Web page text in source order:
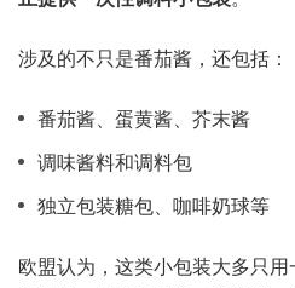
涉及的不只是番茄酱，还包括：
番茄酱、蛋黄酱、芥末酱
调味酱料和调料包
独立包装糖包、咖啡奶球等
欧盟认为，这类小包装大多只